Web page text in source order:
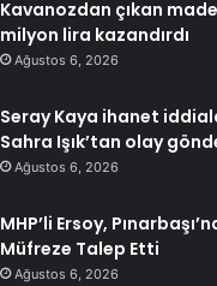
Kavanozdan çıkan
milyon lira kazandırdı
Ağustos 6, 2026
Seray Kaya ihanet
Sahra Işık’tan olay
Ağustos 6, 2026
MHP’li Ersoy,
Müfreze Talep Etti
Ağustos 6, 2026